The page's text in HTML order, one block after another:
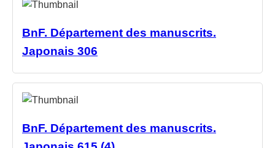
BnF. Département des manuscrits.
Japonais 306
BnF. Département des manuscrits.